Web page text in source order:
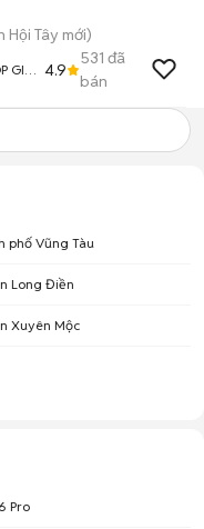
Hội Tây mới)
GIÁ
4.9
531 đã
bán
phố Vũng Tàu
Long Điền
Xuyên Mộc
Pro